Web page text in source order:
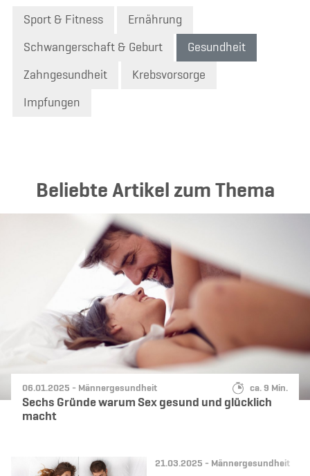
Sport & Fitness Ernährung
Schwangerschaft & Geburt Gesundheit
Zahngesundheit Krebsvorsorge
Impfungen
Beliebte Artikel zum Thema
Datum:
06.01.2025 - Kategorie:
Männergesundheit Lesedauer:
ca. 9 Min.
Sechs Gründe warum Sex gesund und glücklich
macht
Datum:
21.03.2025 - Kategorie:
Männergesundheit